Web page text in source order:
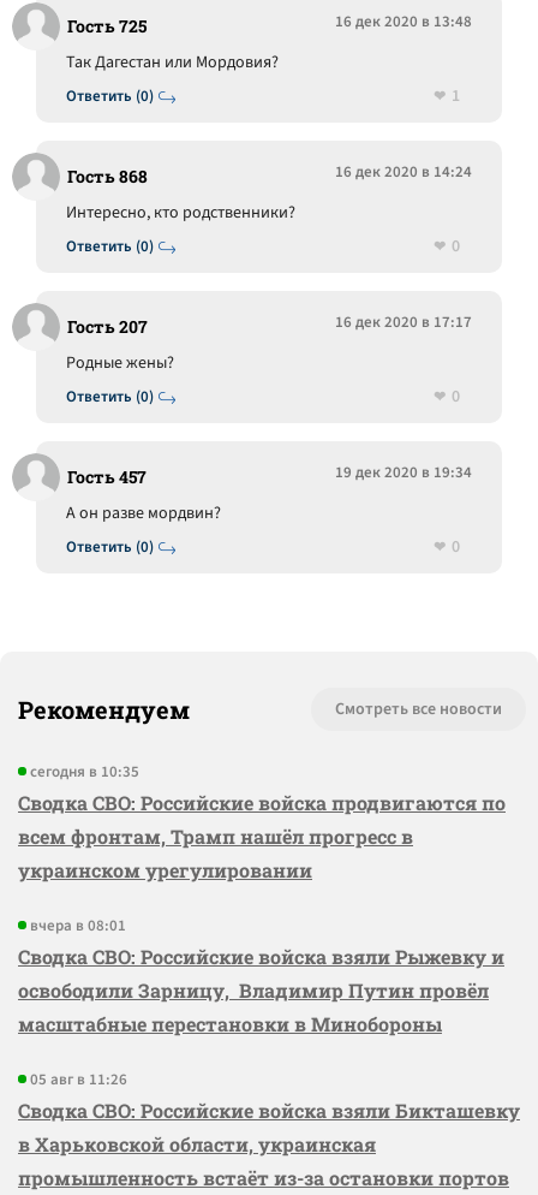
Гость 725 16 дек 2020 в 13:48
Ответить (0)
Так Дагестан или Мордовия?
1
Гость 868 16 дек 2020 в 14:24
Ответить (0)
Интересно, кто родственники?
0
Гость 207 16 дек 2020 в 17:17
Ответить (0)
Родные жены?
0
Гость 457 19 дек 2020 в 19:34
Ответить (0)
А он разве мордвин?
0
Рекомендуем Смотреть все новости
сегодня в 10:35
Сводка СВО: Российские войска продвигаются по
всем фронтам, Трамп нашёл прогресс в
украинском урегулировании
вчера в 08:01
Сводка СВО: Российские войска взяли Рыжевку и
освободили Зарницу, Владимир Путин провёл
масштабные перестановки в Минобороны
05 авг в 11:26
Сводка СВО: Российские войска взяли Бикташевку
в Харьковской области, украинская
промышленность встаёт из-за остановки портов